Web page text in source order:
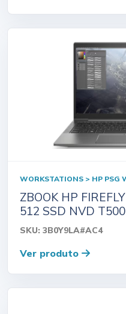
WORKSTATIONS > HP PSG
ZBOOK HP
512 SSD NVD
SKU: 3B0Y9LA#AC4
Ver produto